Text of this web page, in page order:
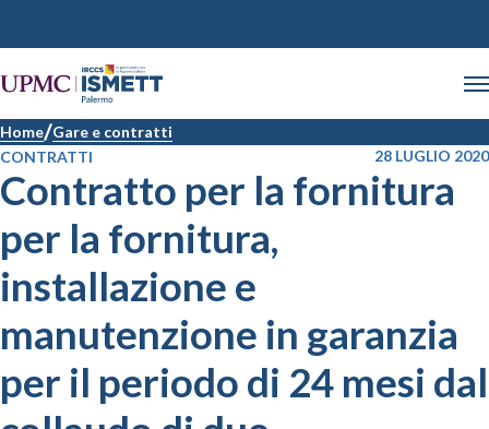
Home Gare e contratti
CONTRATTI
28 LUGLIO 2020
Contratto per la fornitura
per la fornitura,
installazione e
manutenzione in garanzia
per il periodo di 24 mesi dal